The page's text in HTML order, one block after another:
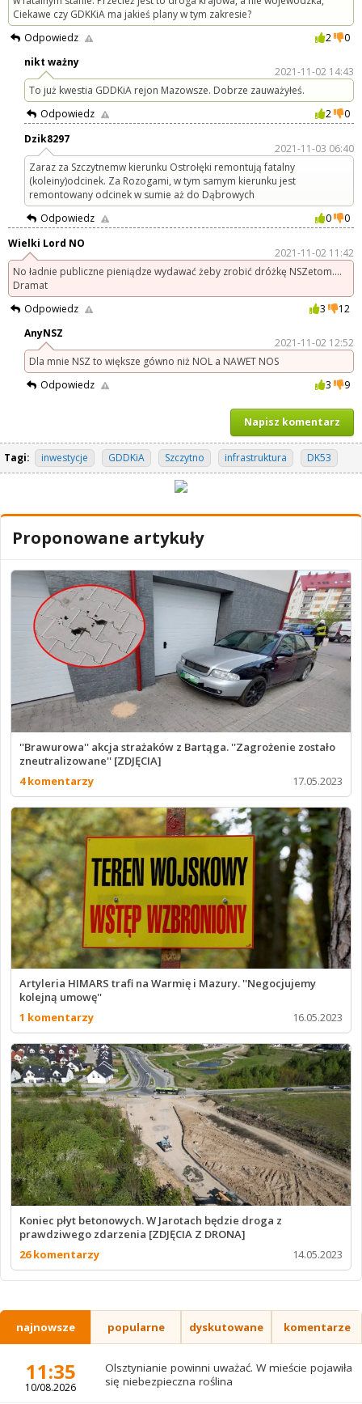
Ciekawe czy GDKKiA ma jakieś plany w tym zakresie?
Odpowiedz
2
0
nikt ważny
2021-11-02 14:43
To już kwestia GDDKiA rejon Mazowsze. Dobrze zauważyłeś.
Odpowiedz
2
0
Dzik8297
2021-11-03 06:40
Zaraz za Szczytnemw kierunku Ostrołęki remontują fatalny
(koleiny)odcinek. Za Rozogami, w tym samym kierunku jest
remontowany odcinek w sumie aż do Dąbrowych
Odpowiedz
0
0
Wielki Lord NO
2021-11-02 11:42
No ładnie publiczne pieniądze wydawać żeby zrobić dróżkę NSZetom....
Dramat
Odpowiedz
3
12
AnyNSZ
2021-11-02 12:52
Dla mnie NSZ to większe gówno niż NOL a NAWET NOS
Odpowiedz
3 9
Napisz komentarz
Tagi: inwestycje GDDKiA Szczytno infrastruktura DK53
Proponowane artykuły
''Brawurowa'' akcja strażaków z Bartąga. ''Zagrożenie zostało
zneutralizowane'' [ZDJĘCIA]
4 komentarzy
17.05.2023
Artyleria HIMARS trafi na Warmię i Mazury. ''Negocjujemy
kolejną umowę''
1 komentarzy
16.05.2023
Koniec płyt betonowych. W Jarotach będzie droga z
prawdziwego zdarzenia [ZDJĘCIA Z DRONA]
26 komentarzy
14.05.2023
najnowsze popularne dyskutowane komentarze
11:35
10/08.2026
Olsztynianie powinni uważać. W mieście pojawiła
się niebezpieczna roślina